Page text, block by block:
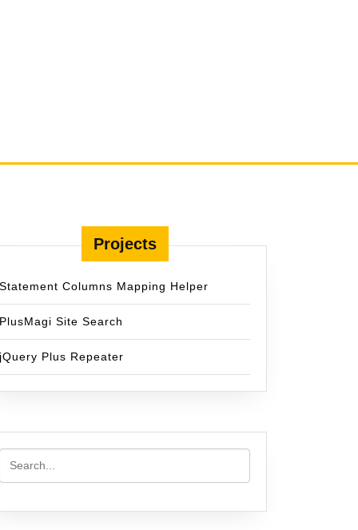
Projects
Statement Columns Mapping Helper
PlusMagi Site Search
jQuery Plus Repeater